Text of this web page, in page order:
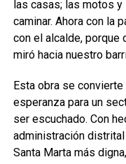
las casas; las motos
caminar. Ahora con la
con el alcalde, porque
miró hacia nuestro
Esta obra se
esperanza para un
ser escuchado. Con
administración
Santa Marta más